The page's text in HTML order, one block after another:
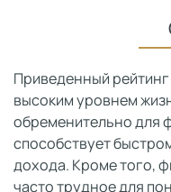
Приведенный рейтинг
высоким уровнем
обременительно для
способствует
дохода. Кроме того,
часто трудное для